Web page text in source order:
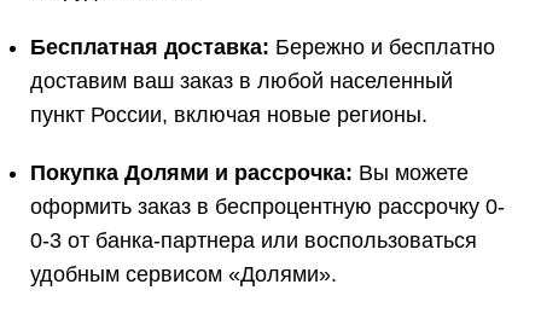
Бесплатная доставка: Бережно и бесплатно
доставим ваш заказ в любой населенный
пункт России, включая новые регионы.
Покупка Долями и рассрочка: Вы можете
оформить заказ в беспроцентную рассрочку 0-
0-3 от банка-партнера или воспользоваться
удобным сервисом «Долями».